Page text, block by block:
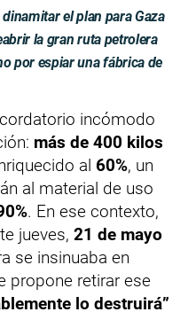
el plan para Gaza
la gran ruta petrolera
por espiar una fábrica de
incómodo
más de 400 kilos
al 60%, un
al material de uso
. En ese contexto,
jueves, 21 de mayo
se insinuaba en
propone retirar ese
lo destruirá”